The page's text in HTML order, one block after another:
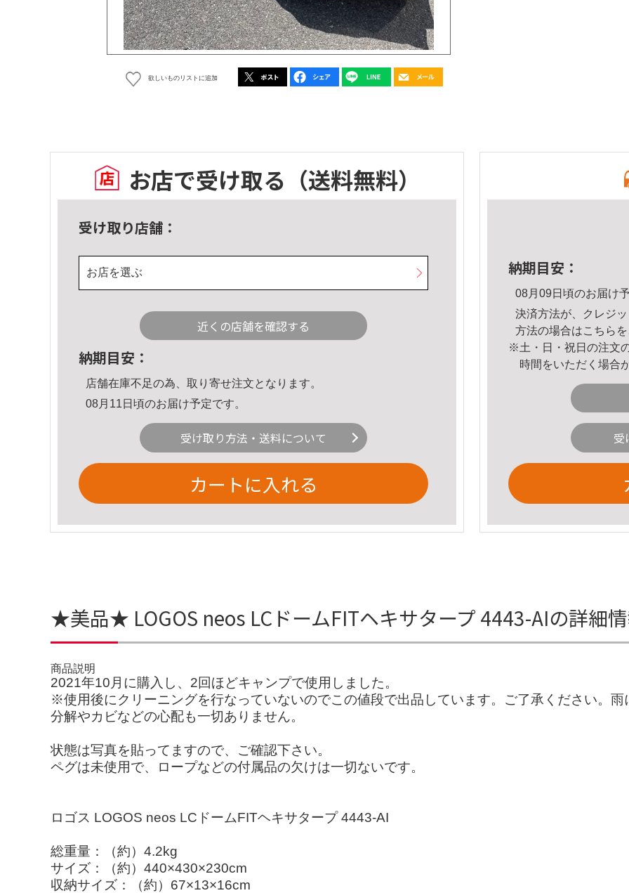
欲しいものリストに追加
お店で受け取る （送料無料）
受け取り店舗：
お店を選ぶ
近くの店舗を確認する
納期目安：
店舗在庫不足の為、取り寄せ注文となります。
08月11日頃のお届け予定です。
受け取り方法・送料について
カートに入れる
納期目安：
08月09日頃のお届け予
決済方法が、クレジ
方法の場合はこちら
※土・日・祝日の注文
時間をいただく場合
受
★美品★ LOGOS neos LCドームFITヘキサタープ 4443-AIの詳細
商品説明
2021年10月に購入し、2回ほどキャンプで使用しました。
※使用後にクリーニングを行なっていないのでこの値段で出品しています。ご了承ください。
分解やカビなどの心配も一切ありません。
状態は写真を貼ってますので、ご確認下さい。
ペグは未使用で、ロープなどの付属品の欠けは一切ないです。
ロゴス LOGOS neos LCドームFITヘキサタープ 4443-AI
総重量：（約）4.2kg
サイズ：（約）440×430×230cm
収納サイズ：（約）67×13×16cm